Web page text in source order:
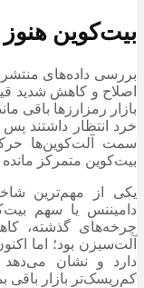
بیت‌کوین
بررسی داده‌های
اصلاح و کاهش شدید
بازار رمزارزها باقی
خرد انتظار داشتند
سمت آلت‌کوین‌ها
بیت‌کوین متمرکز
یکی از مهم‌ترین
دامیننس یا سهم
چرخه‌های گذشته،
آلت‌سیزن بود؛ اما
دارد و نشان می‌دهد
کم‌ریسک‌تر بازار باقی